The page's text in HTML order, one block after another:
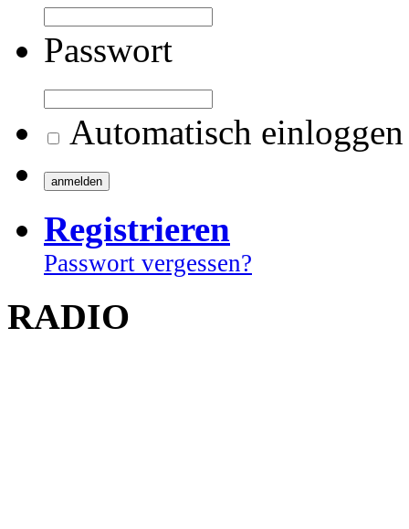
Passwort
Automatisch einloggen
Registrieren
Passwort vergessen?
RADIO